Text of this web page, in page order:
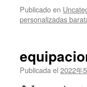
Publicado en
personalizadas
Publicada el 2022年